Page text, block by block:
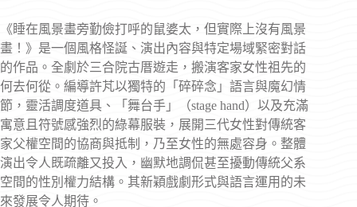
《睡在風景畫旁勤儉打呼的鼠婆太，但實際上沒有風景
畫！》是一個風格怪誕、演出內容與特定場域緊密對話
的作品。全劇於三合院古厝遊走，搬演客家女性祖先的
何去何從。編導許芃以獨特的「碎碎念」語言與魔幻情
節，靈活調度道具、「舞台手」（stage hand）以及充滿
寓意且符號感強烈的綠幕服裝，展開三代女性對傳統客
家父權空間的協商與抵制，乃至女性的無處容身。整體
演出令人既疏離又投入，幽默地調侃甚至擾動傳統父系
空間的性別權力結構。其新穎戲劇形式與語言運用的未
來發展令人期待。